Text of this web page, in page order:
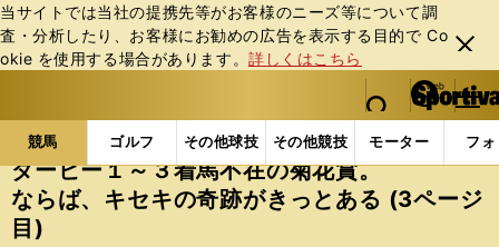
当サイトでは当社の提携先等がお客様のニーズ等について調
査・分析したり、お客様にお勧めの広告を表⽰する⽬的で Co
okie を使⽤する場合があります。詳しくはこちら
閉じ
る
web Sportiva (webスポルティーバ)
検索
マイペ
ー
ジ
メニュ
競馬 ゴルフ その他球技 その他競技 モーター フ
b
ス
ポ
ル
テ
競馬の記事一覧 競馬 ダービー１～３着馬不在の菊
ダービー１～３着馬不在の菊花賞。
ならば、キセキの奇跡がきっとある (3ページ
目)